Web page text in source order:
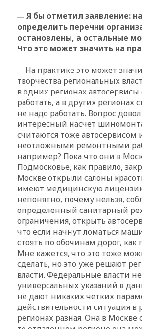
—Я бы отметил заявление:
определить перечни
остановлены, а остальные
Что это может значить на
—На практике это может
творчества региональных
в одних регионах автосервисы
работать, а в других регионах
не надо работать. Вопрос
интересный насчет
считаются тоже автосервисом
неотложными ремонтными
например? Пока что они в
Подмосковье, как правило,
Москве открыли салоны
имеют медицинскую
непонятно, почему нельзя,
определенный санитарный
ограничения, открыть
что если начнут ломаться
стоять по обочинам дорог, как
Мне кажется, что это тоже
сделать, но это уже решают
власти. Федеральные власти
универсальных указаний в
не дают никаких четких
действительности ситуация в
регионах разная. Она в Москве